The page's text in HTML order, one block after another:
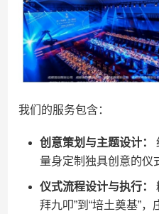
我们的服务包含：
创意策划与主题设计：
量身定制独具创意的仪
仪式流程设计与执行：
拜九叩”到“培土奠基”，